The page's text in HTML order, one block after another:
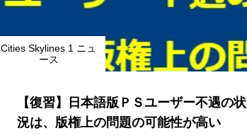
Cities Skylines 1 ニュ
ース
【復習】日本語版ＰＳユーザー不遇の状
況は、版権上の問題の可能性が高い